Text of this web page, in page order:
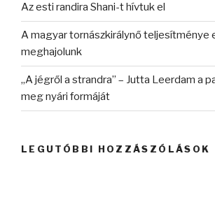
Az esti randira Shani-t hívtuk el
A magyar tornászkirálynő teljesítménye
meghajolunk
„A jégről a strandra” – Jutta Leerdam a
meg nyári formáját
LEGUTÓBBI HOZZÁSZÓLÁSOK